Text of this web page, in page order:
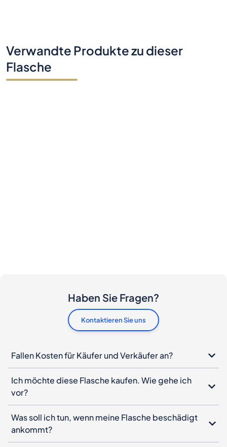
Verwandte Produkte zu dieser
Flasche
Haben Sie Fragen?
Kontaktieren Sie uns
Fallen Kosten für Käufer und Verkäufer an?
Ich möchte diese Flasche kaufen. Wie gehe ich
vor?
Was soll ich tun, wenn meine Flasche beschädigt
ankommt?